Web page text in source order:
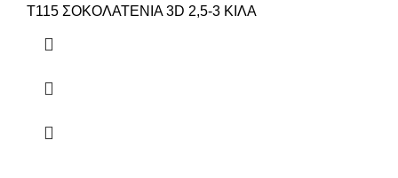
Τ115 ΣΟΚΟΛΑΤΕΝΙΑ 3D 2,5-3 ΚΙΛΑ